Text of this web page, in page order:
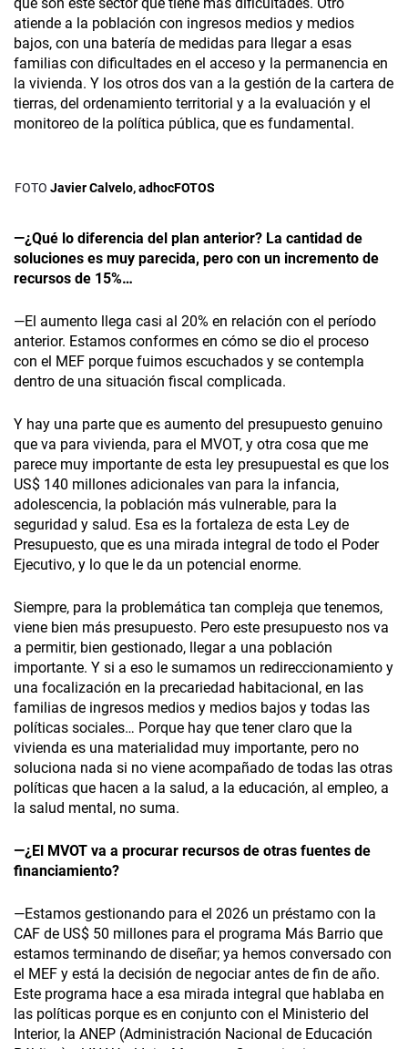
atiende a la población con ingresos medios y medios
bajos, con una batería de medidas para llegar a esas
familias con dificultades en el acceso y la permanencia en
la vivienda. Y los otros dos van a la gestión de la cartera de
tierras, del ordenamiento territorial y a la evaluación y el
monitoreo de la política pública, que es fundamental.
Javier Calvelo, adhocFOTOS
—¿Qué lo diferencia del plan anterior? La cantidad de
soluciones es muy parecida, pero con un incremento de
recursos de 15%…
—El aumento llega casi al 20% en relación con el período
anterior. Estamos conformes en cómo se dio el proceso
con el MEF porque fuimos escuchados y se contempla
dentro de una situación fiscal complicada.
Y hay una parte que es aumento del presupuesto genuino
que va para vivienda, para el MVOT, y otra cosa que me
parece muy importante de esta ley presupuestal es que los
US$ 140 millones adicionales van para la infancia,
adolescencia, la población más vulnerable, para la
seguridad y salud. Esa es la fortaleza de esta Ley de
Presupuesto, que es una mirada integral de todo el Poder
Ejecutivo, y lo que le da un potencial enorme.
Siempre, para la problemática tan compleja que tenemos,
viene bien más presupuesto. Pero este presupuesto nos va
a permitir, bien gestionado, llegar a una población
importante. Y si a eso le sumamos un redireccionamiento y
una focalización en la precariedad habitacional, en las
familias de ingresos medios y medios bajos y todas las
políticas sociales… Porque hay que tener claro que la
vivienda es una materialidad muy importante, pero no
soluciona nada si no viene acompañado de todas las otras
políticas que hacen a la salud, a la educación, al empleo, a
la salud mental, no suma.
—¿El MVOT va a procurar recursos de otras fuentes de
financiamiento?
—Estamos gestionando para el 2026 un préstamo con la
CAF de US$ 50 millones para el programa Más Barrio que
estamos terminando de diseñar; ya hemos conversado con
el MEF y está la decisión de negociar antes de fin de año.
Este programa hace a esa mirada integral que hablaba en
las políticas porque es en conjunto con el Ministerio del
Interior, la ANEP (Administración Nacional de Educación